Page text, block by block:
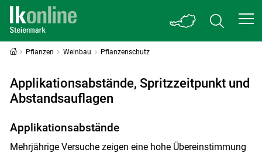
Pflanzen Weinbau Pflanzenschutz
Applikationsabstände, Spritzzeitpunkt und
Abstandsauflagen
Applikationsabstände
Mehrjährige Versuche zeigen eine hohe Übereinstimmung